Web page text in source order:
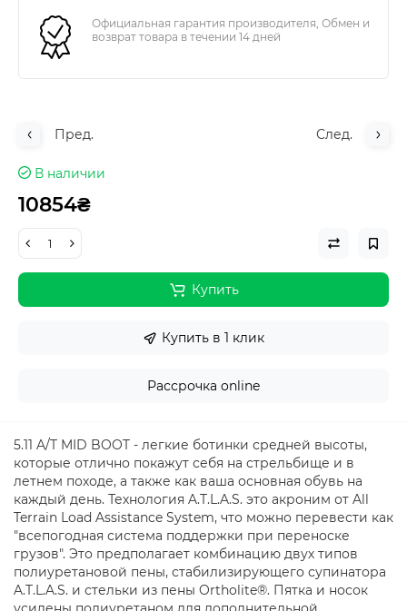
Официальная гарантия производителя, Обмен и
возврат товара в течении 14 дней
Пред. След.
В наличии
10854₴
Купить
Купить в 1 клик
Рассрочка online
5.11 A/T MID BOOT - легкие ботинки средней высоты,
которые отлично покажут себя на стрельбище и в
летнем походе, а также как ваша основная обувь на
каждый день. Технология A.T.L.A.S. это акроним от All
Terrain Load Assistance System, что можно перевести как
"всепогодная система поддержки при переноске
грузов". Это предполагает комбинацию двух типов
полиуретановой пены, стабилизирующего супинатора
A.T.L.A.S. и стельки из пены Ortholite®. Пятка и носок